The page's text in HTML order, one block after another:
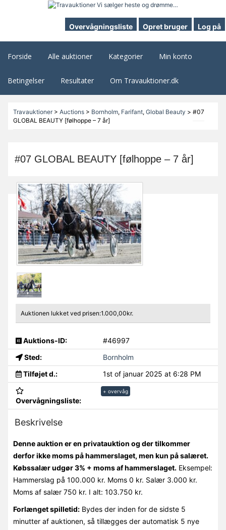
Overvågningsliste Opret bruger Log på
Forside Alle auktioner Kategorier Min konto
Betingelser Resultater Om Travauktioner.dk
Travauktioner> Auctions> Bornholm, Farifant, Global Beauty > #07
GLOBAL BEAUTY [følhoppe – 7 år]
#07 GLOBAL BEAUTY [følhoppe – 7 år]
Auktionen lukket ved prisen:1.000,00kr.
Auktions-ID:
#46997
Sted:
Bornholm
Tilføjet d.:
1st of januar 2025 at 6:28 PM
Overvågningsliste:
+ overvåg
Beskrivelse
Denne auktion er en privatauktion og der tilkommer
derfor ikke moms på hammerslaget, men kun på salæret.
Købssalær udgør 3% + moms af hammerslaget.Eksempel:
Hammerslag på 100.000 kr. Moms 0 kr. Salær 3.000 kr.
Moms af salær 750 kr. I alt: 103.750 kr.
Forlænget spilletid:Bydes der inden for de sidste 5
minutter af auktionen, så tillægges der automatisk 5 nye